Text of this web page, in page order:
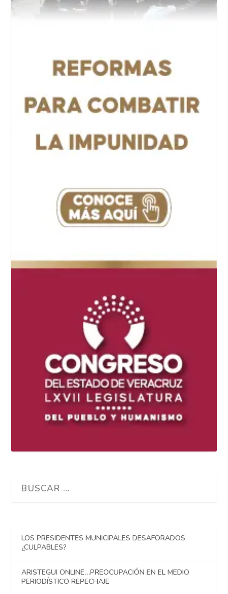
LOS PRESIDENTES MUNICIPALES DESAFORADOS
¿CULPABLES?
ARISTEGUI ONLINE…PREOCUPACIÓN EN EL MEDIO
PERIODÍSTICO REPECHAJE